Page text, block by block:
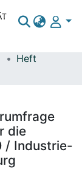
Heft
die
/ Industrie-